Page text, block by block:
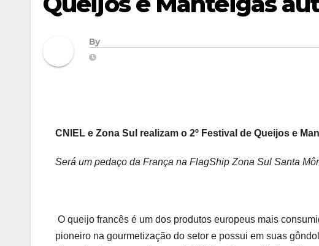
By
CNIEL e Zona Sul realizam o 2º Festival de Queijos e
Será um pedaço da França na FlagShip Zona Sul Santa
O queijo francês é um dos produtos europeus mais
pioneiro na gourmetização do setor e possui em suas